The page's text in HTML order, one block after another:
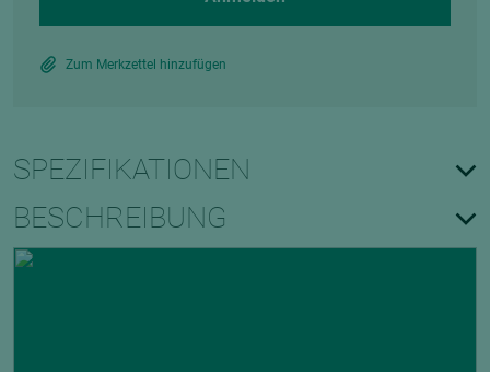
Zum Merkzettel hinzufügen
SPEZIFIKATIONEN
BESCHREIBUNG